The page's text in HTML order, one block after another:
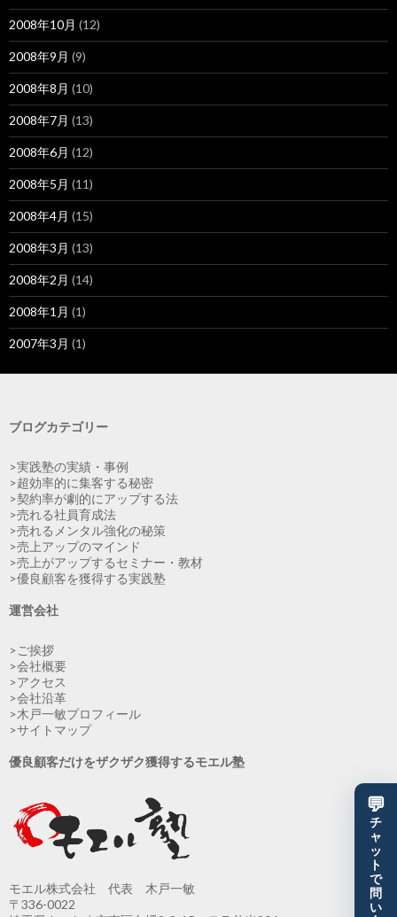
2008年10月 (12)
2008年9月 (9)
2008年8月 (10)
2008年7月 (13)
2008年6月 (12)
2008年5月 (11)
2008年4月 (15)
2008年3月 (13)
2008年2月 (14)
2008年1月 (1)
2007年3月 (1)
ブログカテゴリー
>実践塾の実績・事例
>超効率的に集客する秘密
>契約率が劇的にアップする法
>売れる社員育成法
>売れるメンタル強化の秘策
>売上アップのマインド
>売上がアップするセミナー・教材
>優良顧客を獲得する実践塾
運営会社
>ご挨拶
>会社概要
>アクセス
>会社沿革
>木戸一敏プロフィール
>サイトマップ
優良顧客だけをザクザク獲得するモエル塾
モエル株式会社 代表 木戸一敏
〒336-0022
💬
チ
ャ
ッ
ト
で
問
い